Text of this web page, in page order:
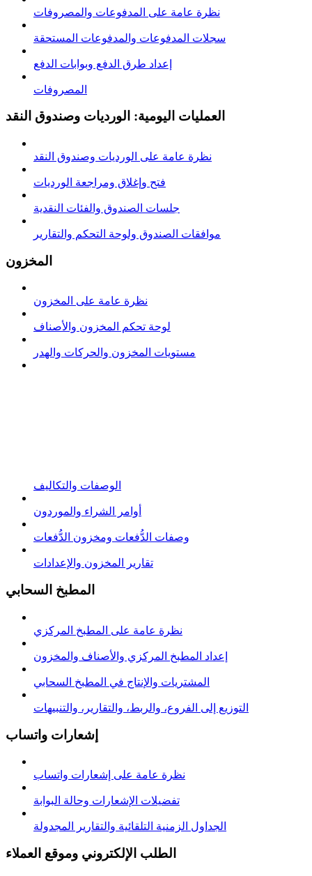
نظرة عامة على المدفوعات والمصروفات
سجلات المدفوعات والمدفوعات المستحقة
إعداد طرق الدفع وبوابات الدفع
المصروفات
العمليات اليومية: الورديات وصندوق النقد
نظرة عامة على الوردیات وصندوق النقد
فتح وإغلاق ومراجعة الوردیات
جلسات الصندوق والفئات النقدية
موافقات الصندوق ولوحة التحكم والتقارير
المخزون
نظرة عامة على المخزون
لوحة تحكم المخزون والأصناف
مستويات المخزون والحركات والهدر
الوصفات والتكاليف
أوامر الشراء والموردون
وصفات الدُّفعات ومخزون الدُّفعات
تقارير المخزون والإعدادات
المطبخ السحابي
نظرة عامة على المطبخ المركزي
إعداد المطبخ المركزي والأصناف والمخزون
المشتريات والإنتاج في المطبخ السحابي
التوزيع إلى الفروع، والربط، والتقارير، والتنبيهات
إشعارات واتساب
نظرة عامة على إشعارات واتساب
تفضيلات الإشعارات وحالة البوابة
الجداول الزمنية التلقائية والتقارير المجدولة
الطلب الإلكتروني وموقع العملاء